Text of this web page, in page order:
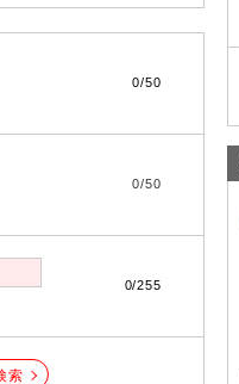
0/50
0/50
0/255
索